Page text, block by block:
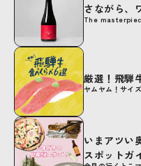
The
さながら、
ヤムヤム！サイ
厳選！飛騨
いまアツい
スポットガ